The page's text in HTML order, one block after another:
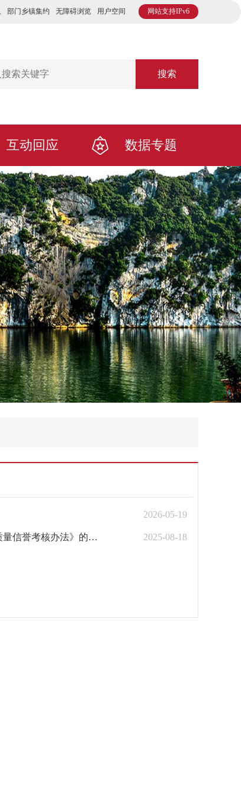
网站支持IPv6
部门乡镇集约 无障碍浏览 用户空间
搜索
互动回应 数据专题
2026-05-19
2025-08-18
柳交规〔2022〕2号 柳州市交通运输局关于印发《柳州市城区 出租汽车服务质量信誉考核办法》的通知